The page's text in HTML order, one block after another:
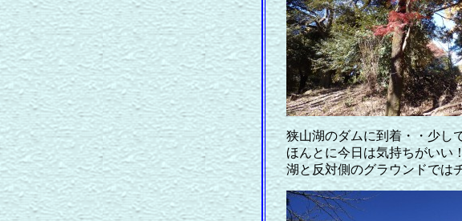
狭山湖のダムに到着・・少し
ほんとに今日は気持ちがいい
湖と反対側のグラウンドでは